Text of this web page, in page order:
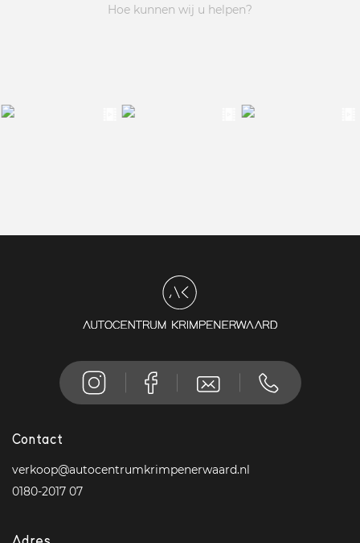
Hoe kunnen wij u helpen?
Contact
verkoop@autocentrumkrimpenerwaard.nl
0180-2017 07